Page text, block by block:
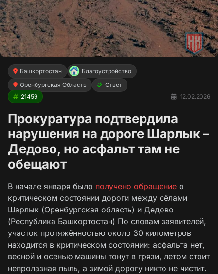
Башкортостан
Благоустройство
Оренбургская Область
Ответ
21459
12.02.2026
Прокуратура подтвердила
нарушения на дороге Шарлык –
Дедово, но асфальт там не
обещают
В начале января было получено обращение о
критическом состоянии дороги между сёлами
Шарлык (Оренбургская область) и Дедово
(Республика Башкортостан) По словам заявителей,
участок протяжённостью около 30 километров
находится в критическом состоянии: асфальта нет,
весной и осенью машины тонут в грязи, летом стоит
непролазная пыль, а зимой дорогу никто не чистит.